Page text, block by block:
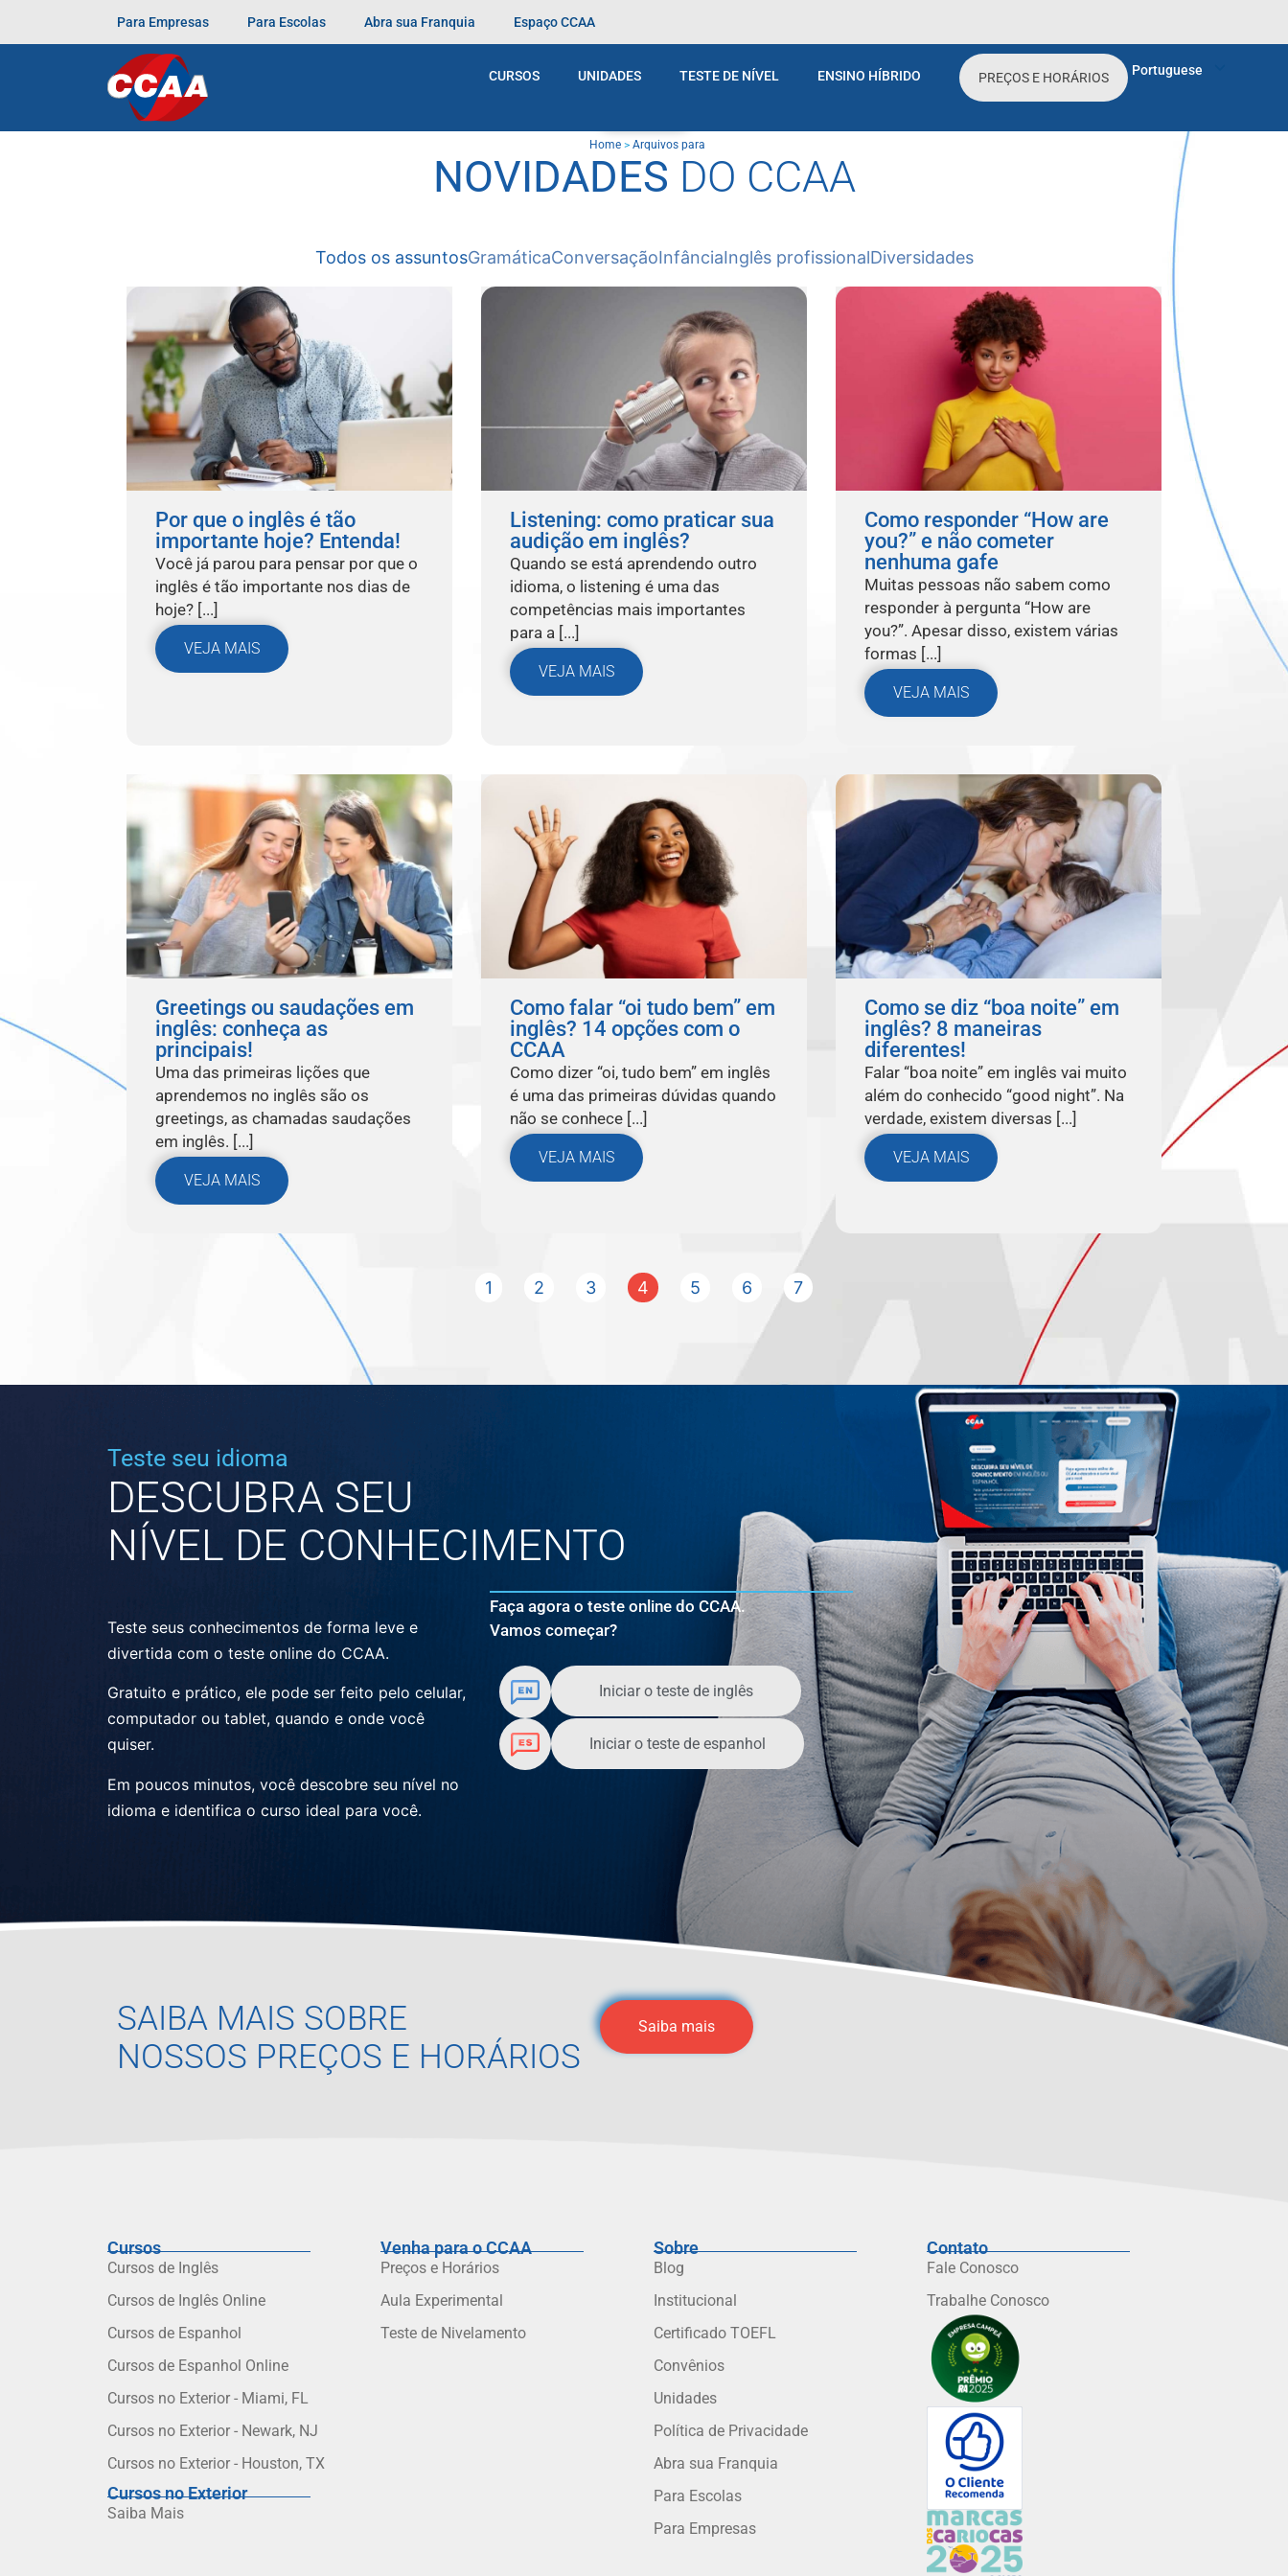
Para Empresas Para Escolas Abra sua Franquia Espaço CCAA
CURSOS UNIDADES TESTE DE NÍVEL ENSINO HÍBRIDO PREÇOS E HORÁRIOS Portuguese
Home > Arquivos para
NOVIDADES DO CCAA
Todos os assuntosGramáticaConversaçãoInfânciaInglês profissionalDiversidades
Por que o inglês é tão
importante hoje? Entenda!
Você já parou para pensar por que o
inglês é tão importante nos dias de
hoje? [...]
VEJA MAIS
Listening: como praticar sua
audição em inglês?
Quando se está aprendendo outro
idioma, o listening é uma das
competências mais importantes
para a [...]
VEJA MAIS
Como responder “How are
you?” e não cometer
nenhuma gafe
Muitas pessoas não sabem como
responder à pergunta “How are
you?”. Apesar disso, existem várias
formas [...]
VEJA MAIS
Greetings ou saudações em
inglês: conheça as
principais!
Uma das primeiras lições que
aprendemos no inglês são os
greetings, as chamadas saudações
em inglês. [...]
VEJA MAIS
Como falar “oi tudo bem” em
inglês? 14 opções com o
CCAA
Como dizer “oi, tudo bem” em inglês
é uma das primeiras dúvidas quando
não se conhece [...]
VEJA MAIS
Como se diz “boa noite” em
inglês? 8 maneiras
diferentes!
Falar “boa noite” em inglês vai muito
além do conhecido “good night”. Na
verdade, existem diversas [...]
VEJA MAIS
1 2 3 4 5 6 7
Teste seu idioma
DESCUBRA SEU
NÍVEL DE CONHECIMENTO
Teste seus conhecimentos de forma leve e
divertida com o teste online do CCAA.
Gratuito e prático, ele pode ser feito pelo celular,
computador ou tablet, quando e onde você
quiser.
Em poucos minutos, você descobre seu nível no
idioma e identifica o curso ideal para você.
Faça agora o teste online do CCAA.
Vamos começar?
Iniciar o teste de inglês
Iniciar o teste de espanhol
SAIBA MAIS SOBRE
NOSSOS PREÇOS E HORÁRIOS
Saiba mais
Cursos
Cursos de Inglês
Cursos de Inglês Online
Cursos de Espanhol
Cursos de Espanhol Online
Cursos no Exterior - Miami, FL
Cursos no Exterior - Newark, NJ
Cursos no Exterior - Houston, TX
Cursos no Exterior
Saiba Mais
Venha para o CCAA
Preços e Horários
Aula Experimental
Teste de Nivelamento
Sobre
Blog
Institucional
Certificado TOEFL
Convênios
Unidades
Política de Privacidade
Abra sua Franquia
Para Escolas
Para Empresas
Contato
Fale Conosco
Trabalhe Conosco